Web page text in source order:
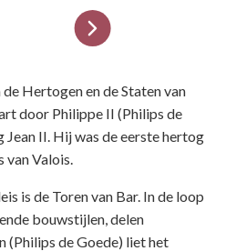
Hertogen en de Staten van
door Philippe II (Philips de
Jean II. Hij was de eerste hertog
Valois.
is de Toren van Bar. In de loop
bouwstijlen, delen
(Philips de Goede) liet het